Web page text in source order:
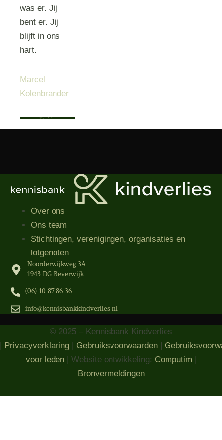
was er. Jij
bent er. Jij
blijft in ons
hart.
Marcel
Kolenbrander
Bekijk het profiel van Marcel Kolenbrander
Over ons
Ons team
Stichtingen, verenigingen, organisaties​ en
lotgenoten
Noorderwijkweg 3A
1943 DG Beverwijk
(06) 10 87 86 36‬
info@kennisbankkindverlies.nl
© 2025 – Kennisbank Kindverlies
| Privacyverklaring | Gebruiksvoorwaarden |
voor leden| Website ontwikkeling: Computim |
Bronvermeldingen